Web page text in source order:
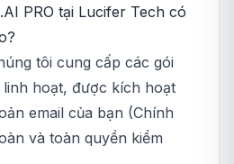
PRO tại Lucifer Tech có
tôi cung cấp các gói
linh hoạt, được kích hoạt
email của bạn (Chính
và toàn quyền kiểm